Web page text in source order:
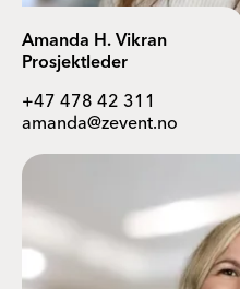
Amanda H. Vikran
Prosjektleder
+47 478 42 311
amanda@zevent.no